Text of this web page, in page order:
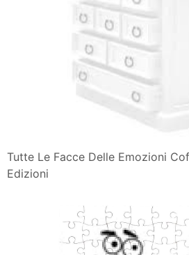
Tutte Le Facce Delle Emozioni
Edizioni